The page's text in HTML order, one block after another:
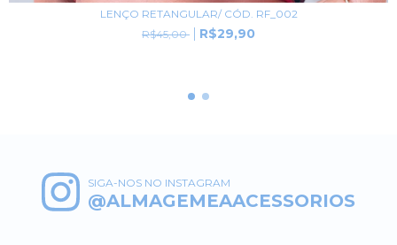
LENÇO RETANGULAR/ CÓD. RF_002
R$45,00
R$29,90
SIGA-NOS NO INSTAGRAM
@ALMAGEMEAACESSORIOS